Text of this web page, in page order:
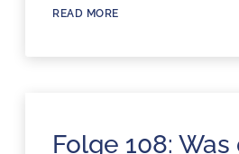
READ MORE
Folge 108: